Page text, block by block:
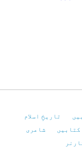
تاریخِ اسلام
کتابیں
شاعری